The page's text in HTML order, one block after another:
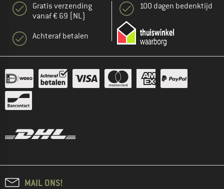
Gratis verzending
vanaf € 69 (NL)
Achteraf betalen
100 dagen bedenktijd
MAIL ONS!